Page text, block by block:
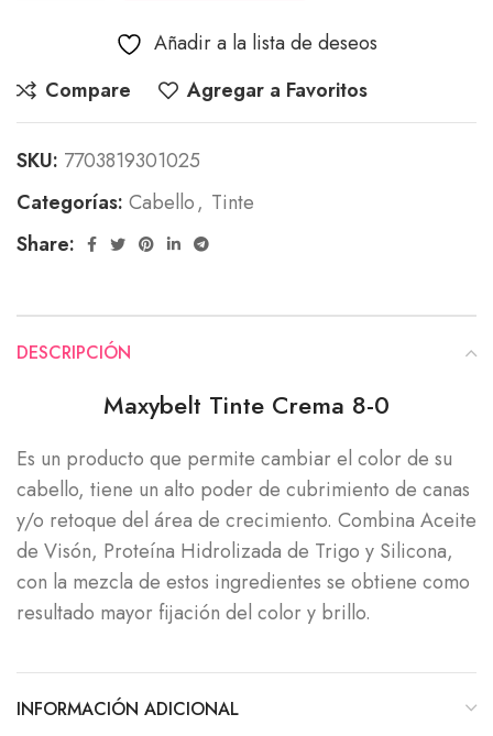
Añadir a la lista de deseos
Compare
Agregar a Favoritos
SKU: 7703819301025
Categorías: Cabello, Tinte
Share:
DESCRIPCIÓN
Maxybelt Tinte Crema 8-0
Es un producto que permite cambiar el color de su
cabello, tiene un alto poder de cubrimiento de canas
y/o retoque del área de crecimiento. Combina Aceite
de Visón, Proteína Hidrolizada de Trigo y Silicona,
con la mezcla de estos ingredientes se obtiene como
resultado mayor fijación del color y brillo.
INFORMACIÓN ADICIONAL